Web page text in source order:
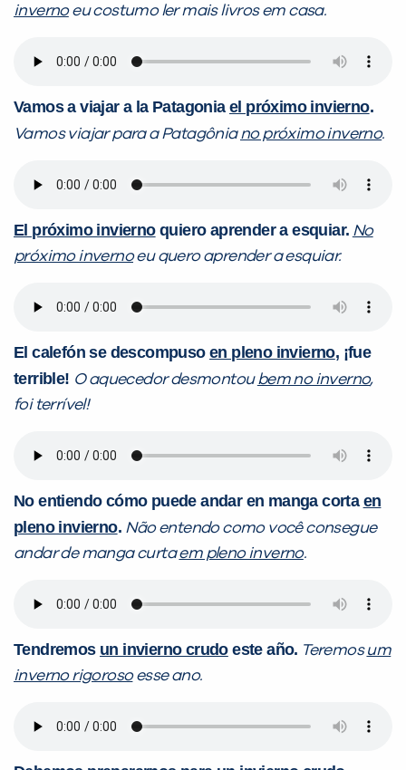
invernoeu costumo ler mais livros em casa.
Vamos a viajar a la Patagonia el próximo invierno.
Vamos viajar para a Patagôniano próximo inverno.
El próximo inviernoquiero aprender a esquiar. No
próximo invernoeu quero aprender a esquiar.
El calefón se descompuso en pleno invierno, ¡fue
terrible! O aquecedor desmontoubem no inverno,
foi terrível!
No entiendo cómo puede andar en manga corta en
pleno invierno. Não entendo como você consegue
andar de manga curtaem pleno inverno.
Tendremos un invierno crudoeste año. Teremosum
inverno rigorosoesse ano.